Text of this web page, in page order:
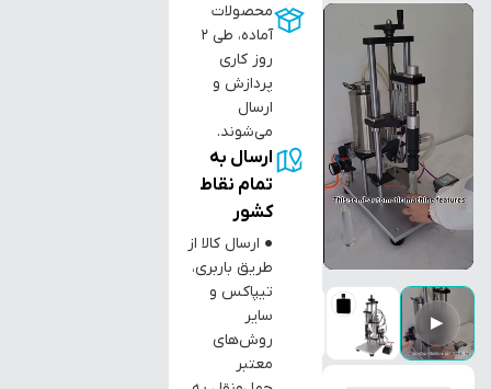
▶
محصولات
آماده، طی ۲
روز کاری
پردازش و
ارسال
می‌شوند.
ارسال به
تمام نقاط
کشور
● ارسال کالا از
طریق باربری،
تیپاکس و
سایر
روش‌های
معتبر